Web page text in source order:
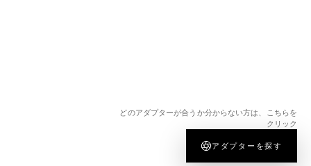
どのアダプターが合うか分からない方は、こちらを
クリック
アダプターを探す